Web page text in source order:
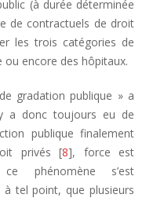
(à durée déterminée
de contractuels de droit
les trois catégories de
ou encore des hôpitaux.
gradation publique » a
a donc toujours eu de
publique finalement
privés [8], force est
phénomène s’est
tel point, que plusieurs